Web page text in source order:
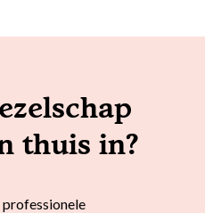
thuis in?
professionele